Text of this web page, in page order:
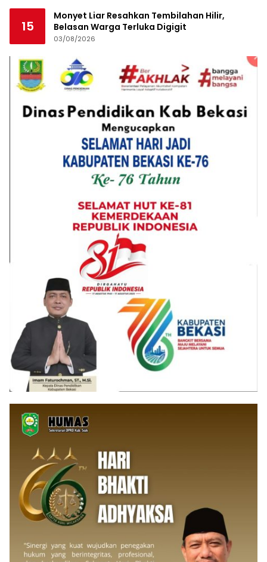
15
Monyet Liar Resahkan Tembilahan Hilir,
Belasan Warga Terluka Digigit
03/08/2026